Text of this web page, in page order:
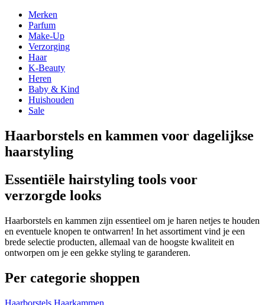
Merken
Parfum
Make-Up
Verzorging
Haar
K-Beauty
Heren
Baby & Kind
Huishouden
Sale
Haarborstels en kammen voor dagelijkse
haarstyling
Essentiële hairstyling tools voor
verzorgde looks
Haarborstels en kammen zijn essentieel om je haren netjes te houden
en eventuele knopen te ontwarren! In het assortiment vind je een
brede selectie producten, allemaal van de hoogste kwaliteit en
ontworpen om je een gekke styling te garanderen.
Per categorie shoppen
Haarborstels Haarkammen